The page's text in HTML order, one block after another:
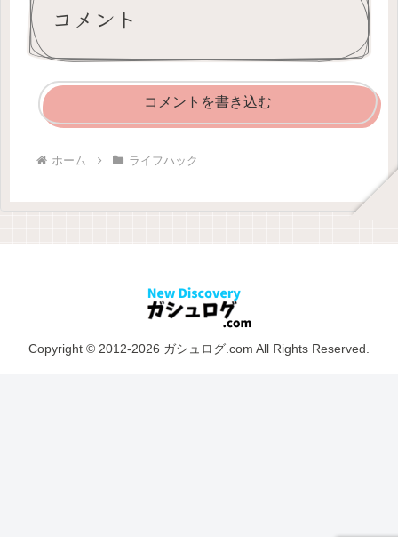
コメント
コメントを書き込む
ホーム ライフハック
Copyright © 2012-2026 ガシュログ.com All Rights Reserved.